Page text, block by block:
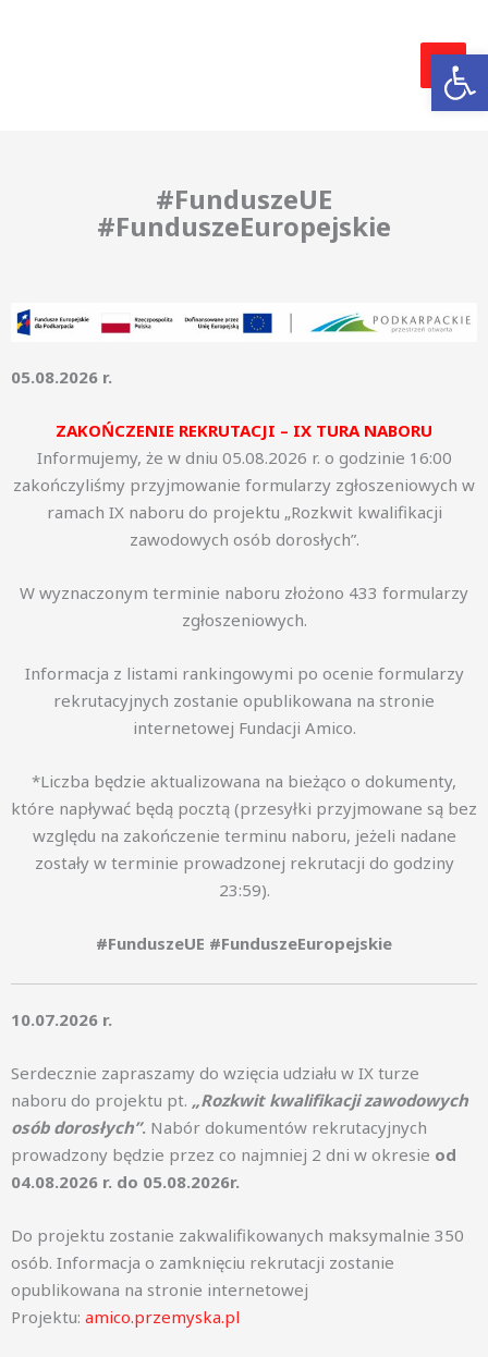
#FunduszeUE
#FunduszeEuropejskie
05.08.2026 r.
ZAKOŃCZENIE REKRUTACJI – IX TURA NABORU
Informujemy, że w dniu 05.08.2026 r. o godzinie 16:00
zakończyliśmy przyjmowanie formularzy zgłoszeniowych w
ramach IX naboru do projektu „Rozkwit kwalifikacji
zawodowych osób dorosłych”.
W wyznaczonym terminie naboru złożono 433 formularzy
zgłoszeniowych.
Informacja z listami rankingowymi po ocenie formularzy
rekrutacyjnych zostanie opublikowana na stronie
internetowej Fundacji Amico.
*Liczba będzie aktualizowana na bieżąco o dokumenty,
które napływać będą pocztą (przesyłki przyjmowane są bez
względu na zakończenie terminu naboru, jeżeli nadane
zostały w terminie prowadzonej rekrutacji do godziny
23:59).
#FunduszeUE #FunduszeEuropejskie
10.07.2026 r.
Serdecznie zapraszamy do wzięcia udziału w IX turze
naboru do projektu pt. „Rozkwit kwalifikacji zawodowych
osób dorosłych”. Nabór dokumentów rekrutacyjnych
prowadzony będzie przez co najmniej 2 dni w okresie od
04.08.2026 r. do 05.08.2026r.
Do projektu zostanie zakwalifikowanych maksymalnie 350
osób. Informacja o zamknięciu rekrutacji zostanie
opublikowana na stronie internetowej
Projektu: amico.przemyska.pl